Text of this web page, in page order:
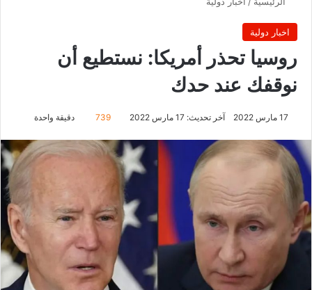
اخبار دولية
روسيا تحذر أمريكا: نستطيع أن
نوقفك عند حدك
17 مارس 2022 آخر تحديث: 17 مارس 2022 739 دقيقة واحدة